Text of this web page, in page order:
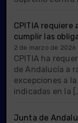
CPITIA requiere
cumplir las
2 de marzo de 2026
CPITIA ha
de Andalucía a
excepciones a
indicadas en la
Junta de